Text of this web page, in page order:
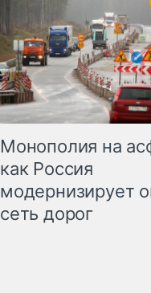
Монополия на
как Россия
модернизирует
сеть дорог